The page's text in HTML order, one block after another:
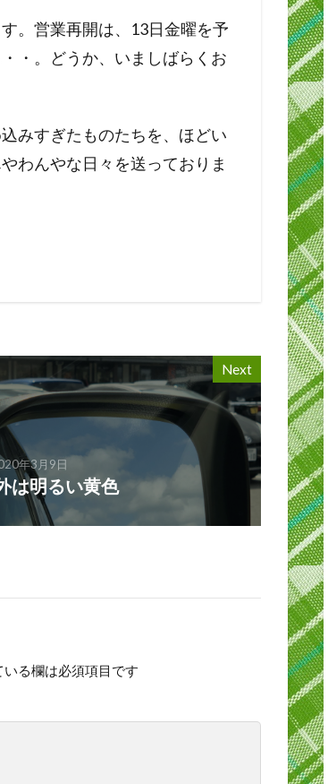
。営業再開は、13日金曜を予
・。どうか、いましばらくお
みすぎたものたちを、ほどい
わんやな日々を送っておりま
Next
年3月9日
は明るい黄色
いる欄は必須項目です